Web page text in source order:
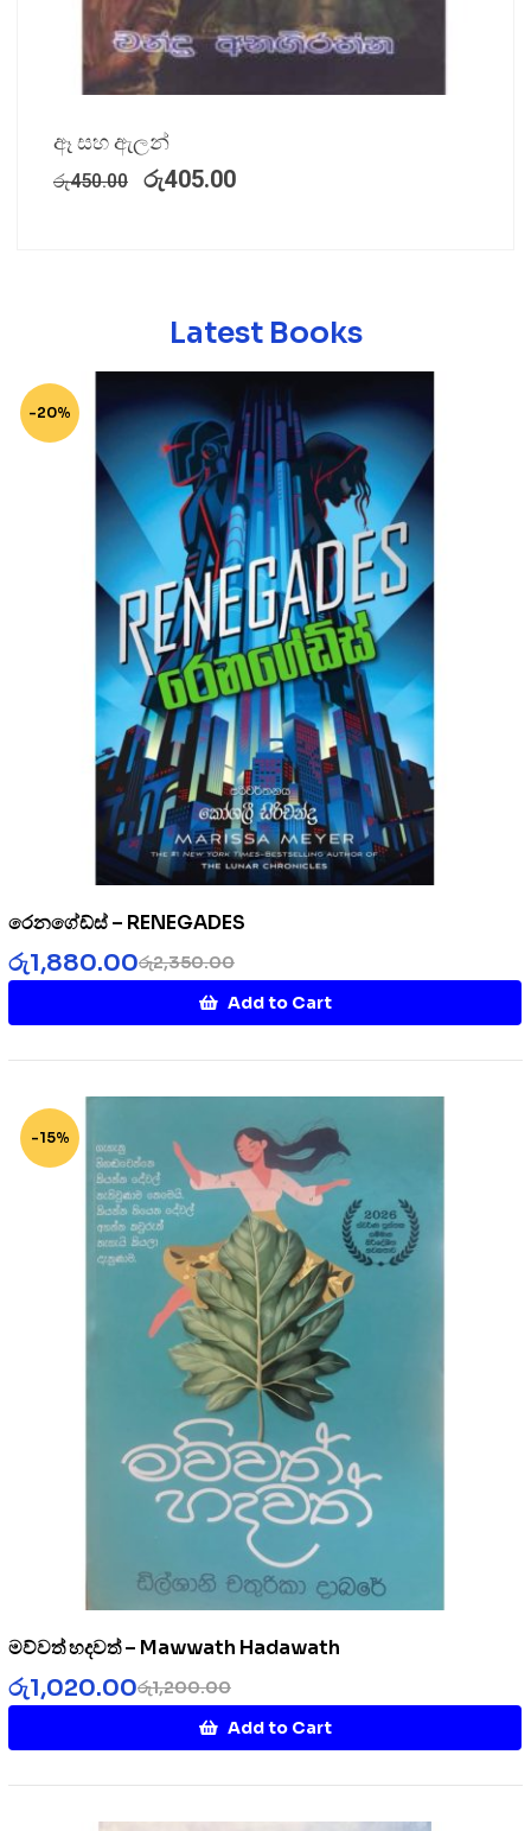
ඈ සහ ඇලන්
රු450.00 රු405.00
Latest Books
-20%
රෙනගේඩ්ස් – RENEGADES
රු2,350.00
රු1,880.00
Add to Cart
-15%
මව්වත් හදවත් – Mawwath Hadawath
රු1,200.00
රු1,020.00
Add to Cart